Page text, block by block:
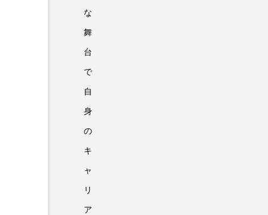
な
舞
台
で
自
身
の
キ
ャ
リ
ア